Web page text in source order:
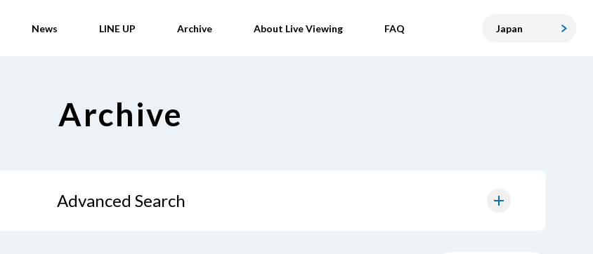
News LINE UP Archive About Live Viewing FAQ Japan
Archive
Advanced Search